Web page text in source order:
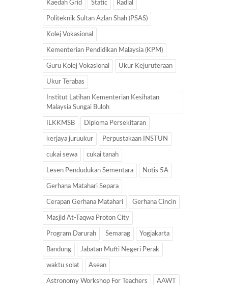
Kaedah Grid Static Radial
Politeknik Sultan Azlan Shah (PSAS)
Kolej Vokasional
Kementerian Pendidikan Malaysia (KPM)
Guru Kolej Vokasional Ukur Kejuruteraan
Ukur Terabas
Institut Latihan Kementerian Kesihatan
Malaysia Sungai Buloh
ILKKMSB Diploma Persekitaran
kerjaya juruukur Perpustakaan INSTUN
cukai sewa cukai tanah
Lesen Pendudukan Sementara Notis 5A
Gerhana Matahari Separa
Cerapan Gerhana Matahari Gerhana Cincin
Masjid At-Taqwa Proton City
Program Darurah Semarag Yogjakarta
Bandung Jabatan Mufti Negeri Perak
waktu solat Asean
Astronomy Workshop For Teachers AAWT